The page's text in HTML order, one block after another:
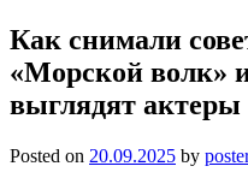
Как снимали
«Морской волк»
выглядят актеры
Posted on 20.09.2025 by